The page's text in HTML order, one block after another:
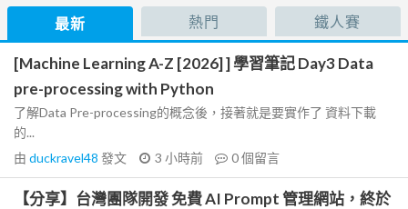
最新 熱門 鐵人賽
[Machine Learning A-Z [2026] ] 學習筆記 Day3 Data
pre-processing with Python
了解Data Pre-processing的概念後，接著就是要實作了 資料下載
的...
由 duckravel48 發文 3 小時前 0個留言
【分享】台灣團隊開發 免費 AI Prompt 管理網站，終於